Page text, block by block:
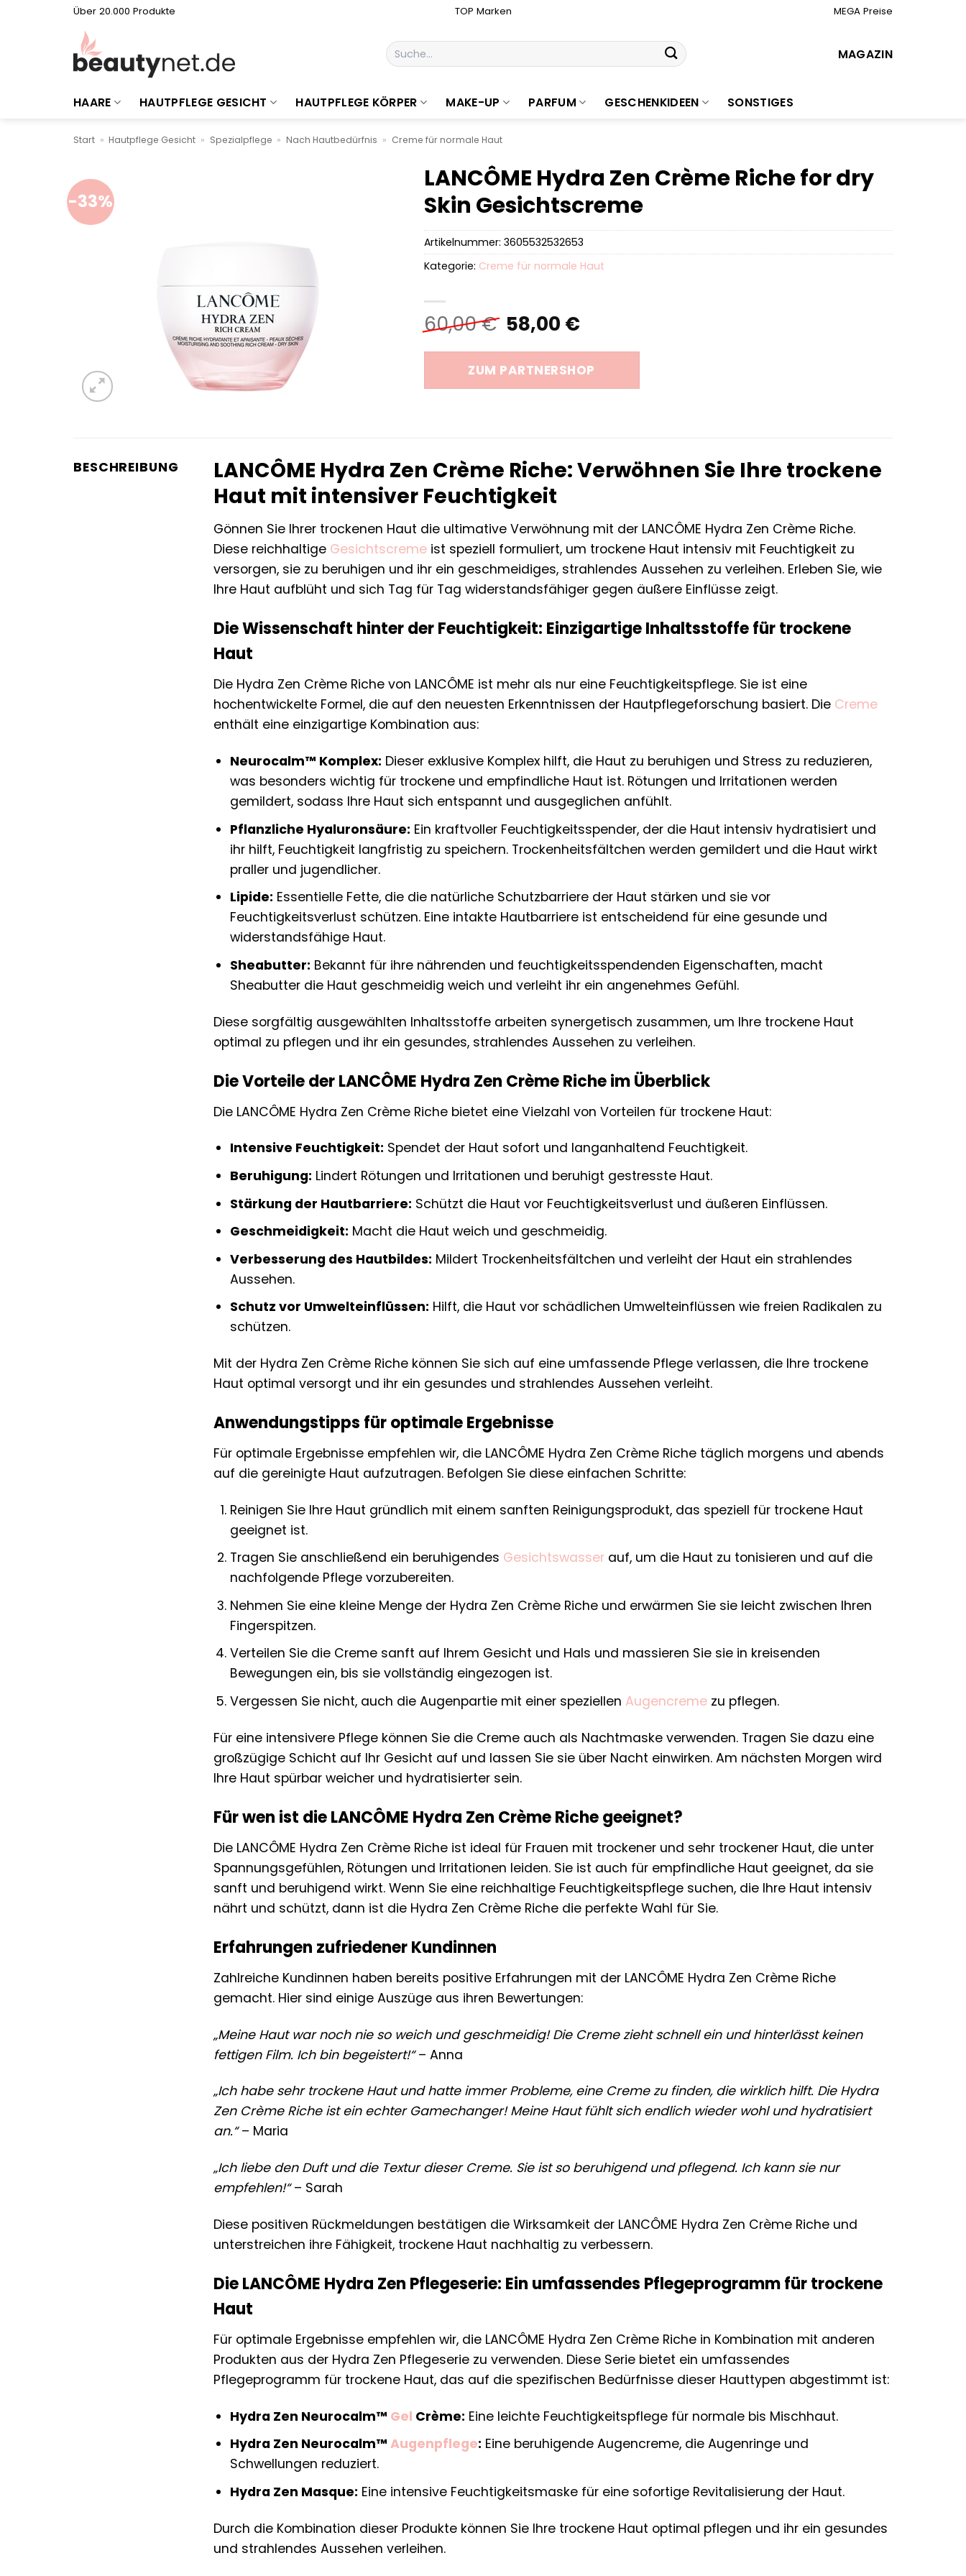
Über 20.000 Produkte TOP Marken MEGA Preise
Suchen
nach:
MAGAZIN
HAARE HAUTPFLEGE GESICHT HAUTPFLEGE KÖRPER MAKE-UP PARFUM GESCHENKIDEEN SONSTIGES
Start » Hautpflege Gesicht » Spezialpflege » Nach Hautbedürfnis » Creme für normale Haut
-33%
LANCÔME Hydra Zen Crème Riche for dry
Skin Gesichtscreme
60,00€ Ursprünglicher
Preis
war:
60,00 €
58,00 €Aktueller
ist:
58,00 €.
ZUM PARTNERSHOP
Artikelnummer: 3605532532653
Kategorie: Creme für normale Haut
BESCHREIBUNG
LANCÔME Hydra Zen Crème Riche: Verwöhnen Sie Ihre trockene
Haut mit intensiver Feuchtigkeit
Gönnen Sie Ihrer trockenen Haut die ultimative Verwöhnung mit der LANCÔME Hydra Zen Crème Riche.
Diese reichhaltige Gesichtscreme ist speziell formuliert, um trockene Haut intensiv mit Feuchtigkeit zu
versorgen, sie zu beruhigen und ihr ein geschmeidiges, strahlendes Aussehen zu verleihen. Erleben Sie, wie
Ihre Haut aufblüht und sich Tag für Tag widerstandsfähiger gegen äußere Einflüsse zeigt.
Die Wissenschaft hinter der Feuchtigkeit: Einzigartige Inhaltsstoffe für trockene
Haut
Die Hydra Zen Crème Riche von LANCÔME ist mehr als nur eine Feuchtigkeitspflege. Sie ist eine
hochentwickelte Formel, die auf den neuesten Erkenntnissen der Hautpflegeforschung basiert. Die Creme
enthält eine einzigartige Kombination aus:
Neurocalm™ Komplex: Dieser exklusive Komplex hilft, die Haut zu beruhigen und Stress zu reduzieren,
was besonders wichtig für trockene und empfindliche Haut ist. Rötungen und Irritationen werden
gemildert, sodass Ihre Haut sich entspannt und ausgeglichen anfühlt.
Pflanzliche Hyaluronsäure: Ein kraftvoller Feuchtigkeitsspender, der die Haut intensiv hydratisiert und
ihr hilft, Feuchtigkeit langfristig zu speichern. Trockenheitsfältchen werden gemildert und die Haut wirkt
praller und jugendlicher.
Lipide: Essentielle Fette, die die natürliche Schutzbarriere der Haut stärken und sie vor
Feuchtigkeitsverlust schützen. Eine intakte Hautbarriere ist entscheidend für eine gesunde und
widerstandsfähige Haut.
Sheabutter: Bekannt für ihre nährenden und feuchtigkeitsspendenden Eigenschaften, macht
Sheabutter die Haut geschmeidig weich und verleiht ihr ein angenehmes Gefühl.
Diese sorgfältig ausgewählten Inhaltsstoffe arbeiten synergetisch zusammen, um Ihre trockene Haut
optimal zu pflegen und ihr ein gesundes, strahlendes Aussehen zu verleihen.
Die Vorteile der LANCÔME Hydra Zen Crème Riche im Überblick
Die LANCÔME Hydra Zen Crème Riche bietet eine Vielzahl von Vorteilen für trockene Haut:
Intensive Feuchtigkeit: Spendet der Haut sofort und langanhaltend Feuchtigkeit.
Beruhigung: Lindert Rötungen und Irritationen und beruhigt gestresste Haut.
Stärkung der Hautbarriere: Schützt die Haut vor Feuchtigkeitsverlust und äußeren Einflüssen.
Geschmeidigkeit: Macht die Haut weich und geschmeidig.
Verbesserung des Hautbildes: Mildert Trockenheitsfältchen und verleiht der Haut ein strahlendes
Aussehen.
Schutz vor Umwelteinflüssen: Hilft, die Haut vor schädlichen Umwelteinflüssen wie freien Radikalen zu
schützen.
Mit der Hydra Zen Crème Riche können Sie sich auf eine umfassende Pflege verlassen, die Ihre trockene
Haut optimal versorgt und ihr ein gesundes und strahlendes Aussehen verleiht.
Anwendungstipps für optimale Ergebnisse
Für optimale Ergebnisse empfehlen wir, die LANCÔME Hydra Zen Crème Riche täglich morgens und abends
auf die gereinigte Haut aufzutragen. Befolgen Sie diese einfachen Schritte:
Reinigen Sie Ihre Haut gründlich mit einem sanften Reinigungsprodukt, das speziell für trockene Haut
geeignet ist.
Tragen Sie anschließend ein beruhigendes Gesichtswasserauf, um die Haut zu tonisieren und auf die
nachfolgende Pflege vorzubereiten.
Nehmen Sie eine kleine Menge der Hydra Zen Crème Riche und erwärmen Sie sie leicht zwischen Ihren
Fingerspitzen.
Verteilen Sie die Creme sanft auf Ihrem Gesicht und Hals und massieren Sie sie in kreisenden
Bewegungen ein, bis sie vollständig eingezogen ist.
Vergessen Sie nicht, auch die Augenpartie mit einer speziellen Augencremezu pflegen.
Für eine intensivere Pflege können Sie die Creme auch als Nachtmaske verwenden. Tragen Sie dazu eine
großzügige Schicht auf Ihr Gesicht auf und lassen Sie sie über Nacht einwirken. Am nächsten Morgen wird
Ihre Haut spürbar weicher und hydratisierter sein.
Für wen ist die LANCÔME Hydra Zen Crème Riche geeignet?
Die LANCÔME Hydra Zen Crème Riche ist ideal für Frauen mit trockener und sehr trockener Haut, die unter
Spannungsgefühlen, Rötungen und Irritationen leiden. Sie ist auch für empfindliche Haut geeignet, da sie
sanft und beruhigend wirkt. Wenn Sie eine reichhaltige Feuchtigkeitspflege suchen, die Ihre Haut intensiv
nährt und schützt, dann ist die Hydra Zen Crème Riche die perfekte Wahl für Sie.
Erfahrungen zufriedener Kundinnen
Zahlreiche Kundinnen haben bereits positive Erfahrungen mit der LANCÔME Hydra Zen Crème Riche
gemacht. Hier sind einige Auszüge aus ihren Bewertungen:
„Meine Haut war noch nie so weich und geschmeidig! Die Creme zieht schnell ein und hinterlässt keinen
fettigen Film. Ich bin begeistert!“– Anna
„Ich habe sehr trockene Haut und hatte immer Probleme, eine Creme zu finden, die wirklich hilft. Die Hydra
Zen Crème Riche ist ein echter Gamechanger! Meine Haut fühlt sich endlich wieder wohl und hydratisiert
an.“– Maria
„Ich liebe den Duft und die Textur dieser Creme. Sie ist so beruhigend und pflegend. Ich kann sie nur
empfehlen!“– Sarah
Diese positiven Rückmeldungen bestätigen die Wirksamkeit der LANCÔME Hydra Zen Crème Riche und
unterstreichen ihre Fähigkeit, trockene Haut nachhaltig zu verbessern.
Die LANCÔME Hydra Zen Pflegeserie: Ein umfassendes Pflegeprogramm für trockene
Haut
Für optimale Ergebnisse empfehlen wir, die LANCÔME Hydra Zen Crème Riche in Kombination mit anderen
Produkten aus der Hydra Zen Pflegeserie zu verwenden. Diese Serie bietet ein umfassendes
Pflegeprogramm für trockene Haut, das auf die spezifischen Bedürfnisse dieser Hauttypen abgestimmt ist:
Hydra Zen Neurocalm™ Gel Crème: Eine leichte Feuchtigkeitspflege für normale bis Mischhaut.
Hydra Zen Neurocalm™ Augenpflege: Eine beruhigende Augencreme, die Augenringe und
Schwellungen reduziert.
Hydra Zen Masque: Eine intensive Feuchtigkeitsmaske für eine sofortige Revitalisierung der Haut.
Durch die Kombination dieser Produkte können Sie Ihre trockene Haut optimal pflegen und ihr ein gesundes
und strahlendes Aussehen verleihen.